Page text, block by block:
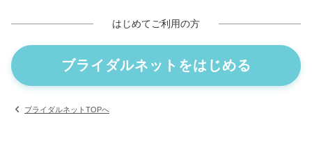
はじめてご利用の方
ブライダルネットをはじめる
ブライダルネットTOPへ